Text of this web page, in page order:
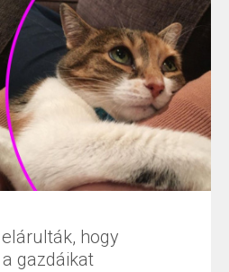
hogy
gazdáikat